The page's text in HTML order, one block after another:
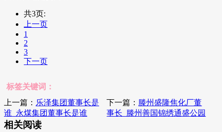
共3页:
上一页
1
2
3
下一页
标签关键词：
上一篇： 乐泽集团董事长是
谁_永煤集团董事长是谁
下一篇： 滕州盛隆焦化厂董
事长_滕州善国锦绣通盛公园
相关阅读